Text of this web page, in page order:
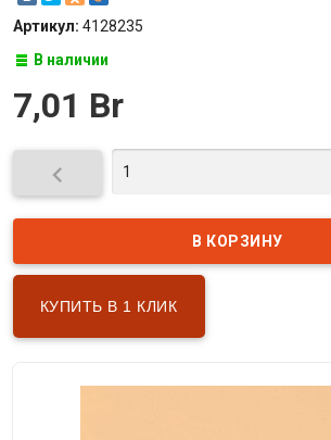
Артикул: 4128235
В наличии
7,01 Br

КУПИТЬ В 1 КЛИК